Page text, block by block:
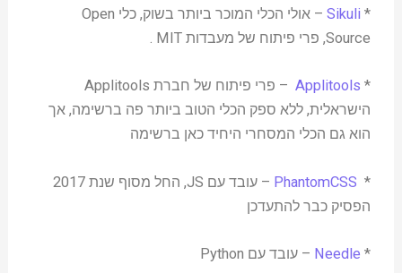
*
Sikuli
– אולי הכלי המוכר ביותר בשוק, כלי Open
Source, פרי פיתוח של מעבדות MIT .
*
Applitools
– פרי פיתוח של חברת Applitools
הישראלית, ללא ספק הכלי הטוב ביותר פה ברשימה, אך
הוא גם הכלי המסחרי היחיד כאן ברשימה
*
PhantomCSS
– עובד עם JS, החל מסוף שנת 2017
הפסיק כבר להתעדכן
*
Needle – עובד עם Python